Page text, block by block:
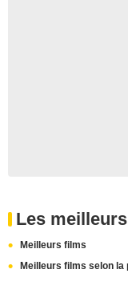
Les
Meilleurs films
Meilleurs films selon la